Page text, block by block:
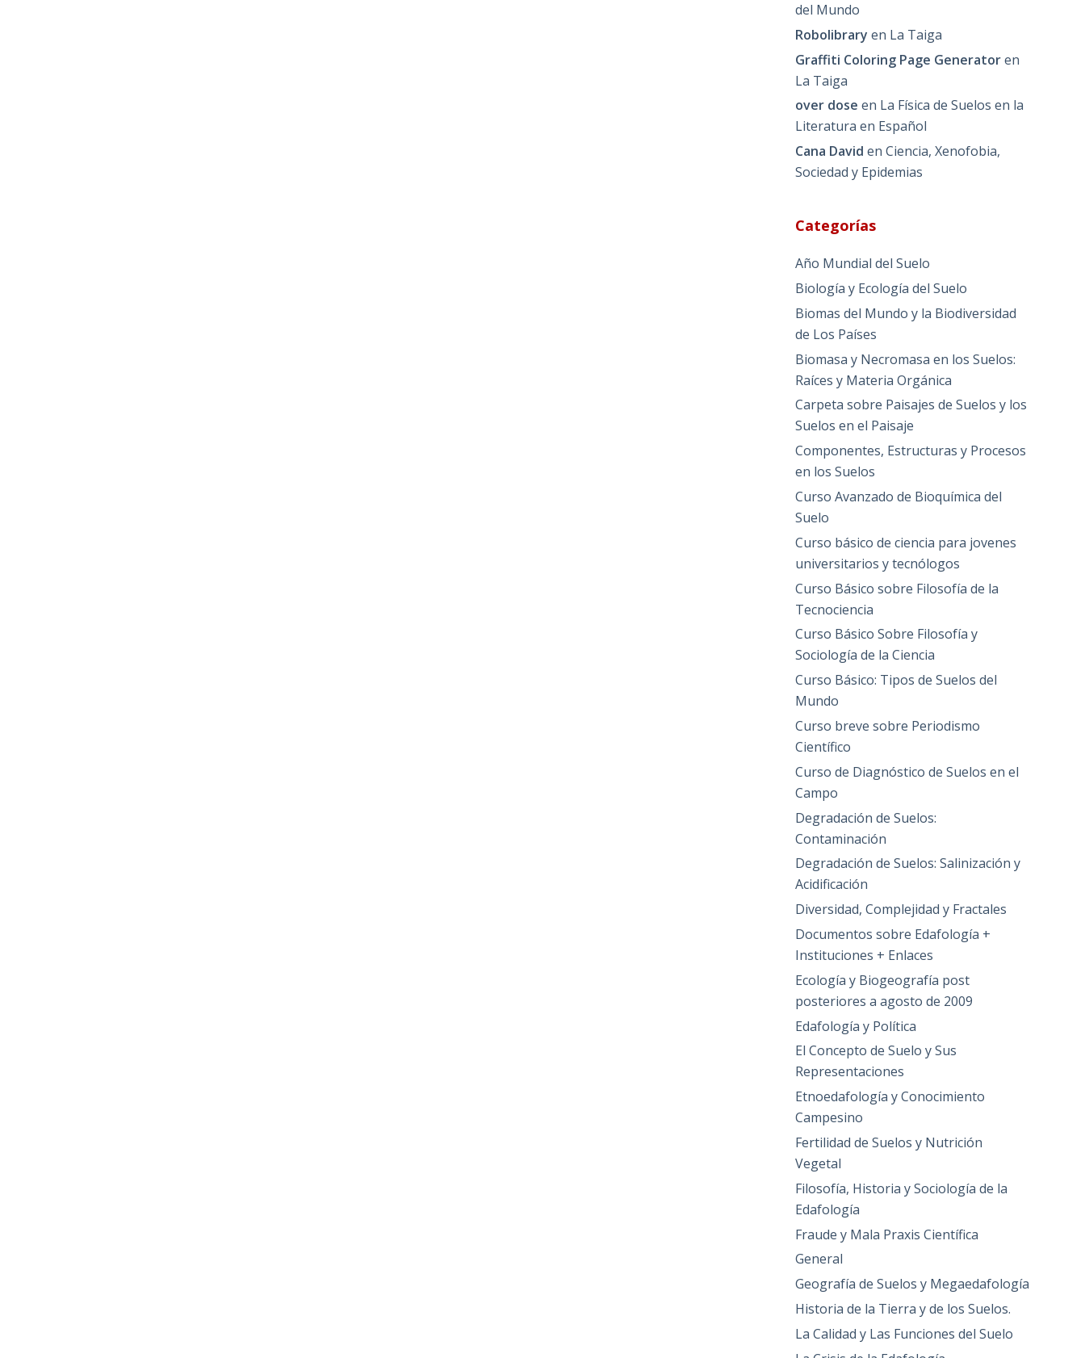
del Mundo
Robolibrary en La Taiga
Graffiti Coloring Page Generatoren
La Taiga
over dose en La Física de Suelos en la
Literatura en Español
Cana David enCiencia, Xenofobia,
Sociedad y Epidemias
Categorías
Año Mundial del Suelo
Biología y Ecología del Suelo
Biomas del Mundo y la Biodiversidad
de Los Países
Biomasa y Necromasa en los Suelos:
Raíces y Materia Orgánica
Carpeta sobre Paisajes de Suelos y los
Suelos en el Paisaje
Componentes, Estructuras y Procesos
en los Suelos
Curso Avanzado de Bioquímica del
Suelo
Curso básico de ciencia para jovenes
universitarios y tecnólogos
Curso Básico sobre Filosofía de la
Tecnociencia
Curso Básico Sobre Filosofía y
Sociología de la Ciencia
Curso Básico: Tipos de Suelos del
Mundo
Curso breve sobre Periodismo
Científico
Curso de Diagnóstico de Suelos en el
Campo
Degradación de Suelos:
Contaminación
Degradación de Suelos: Salinización y
Acidificación
Diversidad, Complejidad y Fractales
Documentos sobre Edafología +
Instituciones + Enlaces
Ecología y Biogeografía post
posteriores a agosto de 2009
Edafología y Política
El Concepto de Suelo y Sus
Representaciones
Etnoedafología y Conocimiento
Campesino
Fertilidad de Suelos y Nutrición
Vegetal
Filosofía, Historia y Sociología de la
Edafología
Fraude y Mala Praxis Científica
General
Geografía de Suelos y Megaedafología
Historia de la Tierra y de los Suelos.
La Calidad y Las Funciones del Suelo